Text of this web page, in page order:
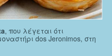
, που λέγεται ότι
dos Jeronimos, στη